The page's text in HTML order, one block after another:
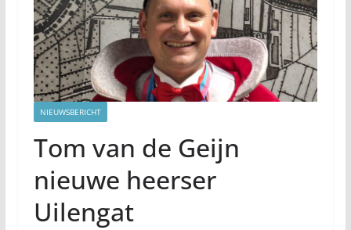
NIEUWSBERICHT
Tom van de Geijn
nieuwe heerser
Uilengat